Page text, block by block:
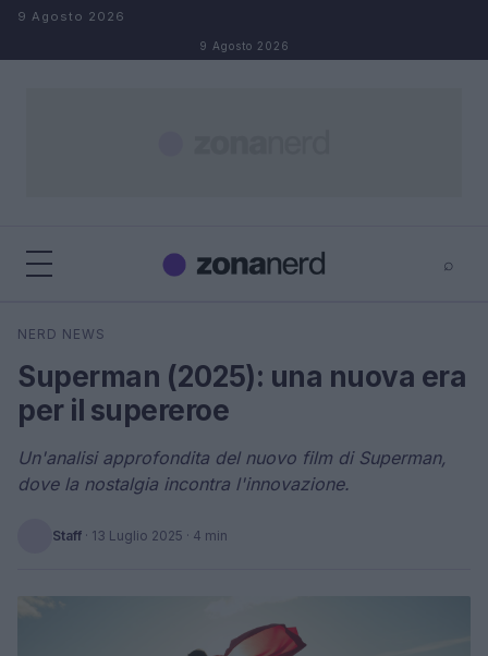
Salta al contenuto
9 Agosto 2026
9 Agosto 2026
⌕
Cerca
NERD NEWS
Superman (2025): una nuova era
per il supereroe
Un'analisi approfondita del nuovo film di Superman,
dove la nostalgia incontra l'innovazione.
Staff · 13 Luglio 2025 · 4 min